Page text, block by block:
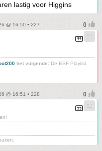
lastig voor Higgins
@ 16:50 • 227
het volgende: De ESF Playlist
@ 16:51 • 228